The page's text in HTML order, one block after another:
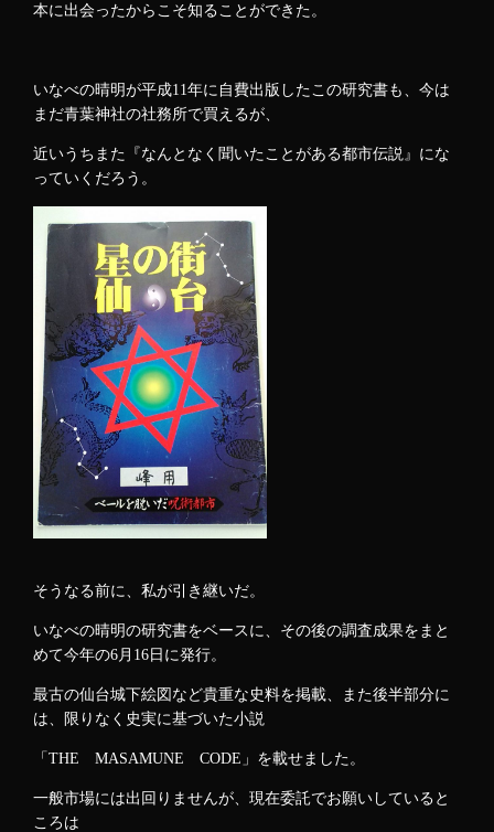
本に出会ったからこそ知ることができた。
いなべの晴明が平成11年に自費出版したこの研究書も、今は
まだ青葉神社の社務所で買えるが、
近いうちまた『なんとなく聞いたことがある都市伝説』にな
っていくだろう。
そうなる前に、私が引き継いだ。
いなべの晴明の研究書をベースに、その後の調査成果をまと
めて今年の6月16日に発行。
最古の仙台城下絵図など貴重な史料を掲載、また後半部分に
は、限りなく史実に基づいた小説
「THE MASAMUNE CODE」を載せました。
一般市場には出回りませんが、現在委託でお願いしていると
ころは